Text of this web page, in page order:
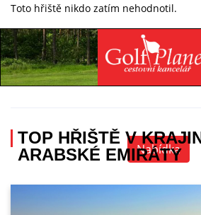
Toto hřiště nikdo zatím nehodnotil.
Nabídka
TOP HŘIŠTĚ V
ARABSKÉ EMIRÁTY